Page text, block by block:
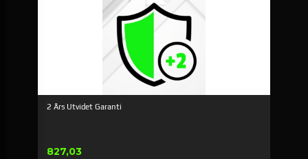
2 Års Utvidet Garanti
Pris
827,03